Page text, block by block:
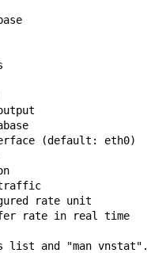
(default: eth0)
rate unit
rate in real time
list and "man vnstat".